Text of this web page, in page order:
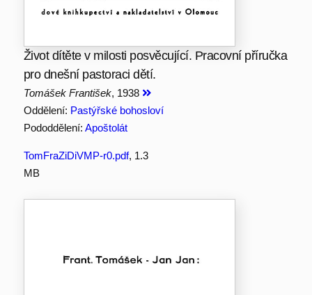
Život dítěte v milosti posvěcující. Pracovní příručka
pro dnešní pastoraci dětí.
Tomášek František, 1938
Oddělení: Pastýřské bohosloví
Pododdělení: Apoštolát
TomFraZiDiVMP-r0.pdf, 1.3
MB